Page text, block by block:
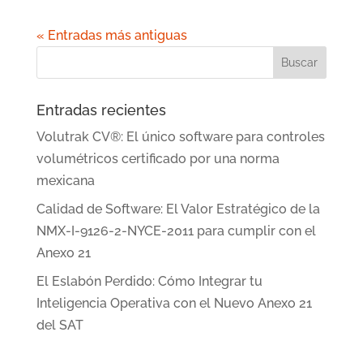
« Entradas más antiguas
Entradas recientes
Volutrak CV®: El único software para controles
volumétricos certificado por una norma
mexicana
Calidad de Software: El Valor Estratégico de la
NMX-I-9126-2-NYCE-2011 para cumplir con el
Anexo 21
El Eslabón Perdido: Cómo Integrar tu
Inteligencia Operativa con el Nuevo Anexo 21
del SAT